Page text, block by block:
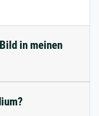
in meinen